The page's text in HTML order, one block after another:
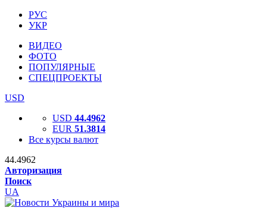
РУС
УКР
ВИДЕО
ФОТО
ПОПУЛЯРНЫЕ
СПЕЦПРОЕКТЫ
USD
USD 44.4962
EUR 51.3814
Все курсы валют
44.4962
Авторизация
Поиск
UA